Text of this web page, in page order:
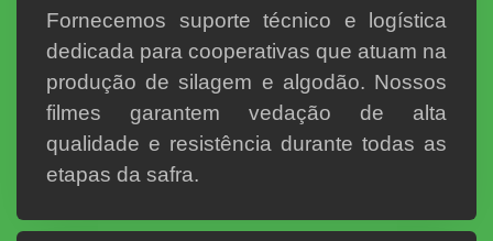
Fornecemos suporte técnico e logística
dedicada para cooperativas que atuam na
produção de silagem e algodão. Nossos
filmes garantem vedação de alta
qualidade e resistência durante todas as
etapas da safra.